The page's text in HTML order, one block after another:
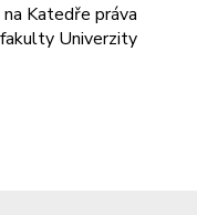
Katedře práva
Univerzity